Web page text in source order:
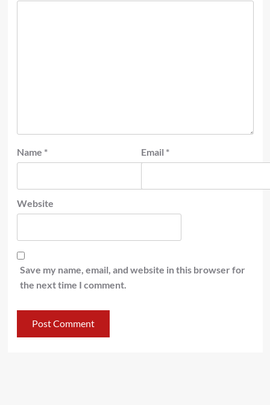
Name * Email *
Website
Save my name, email, and website in this browser for
the next time I comment.